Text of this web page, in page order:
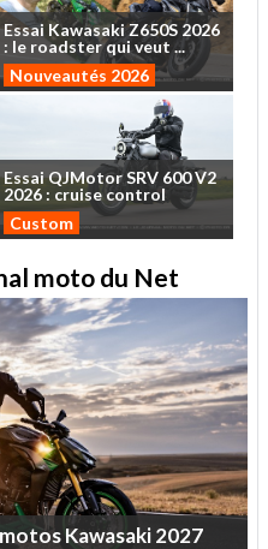
Essai Kawasaki Z650S 2026
: le roadsterquiveut ...
Nouveautés 2026
EssaiQJMotorSRV 600V2
2026 : cruise control
Custom
moto du Net
motosKawasaki2027